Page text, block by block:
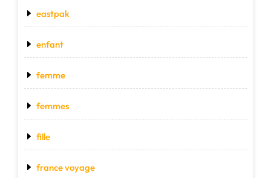
eastpak
enfant
femme
femmes
fille
france voyage